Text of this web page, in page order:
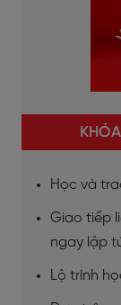
Học và
Giao tiếp
ngay lập
Lộ trình